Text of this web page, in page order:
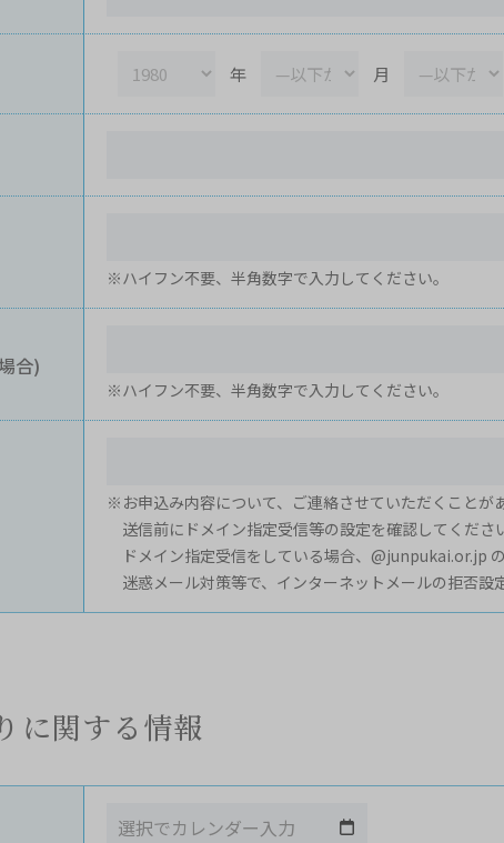
年 月
※ハイフン不要、半角数字で入力してください。
合)
※ハイフン不要、半角数字で入力してください。
※お申込み内容について、ご連絡させていただくことが
送信前にドメイン指定受信等の設定を確認してくださ
ドメイン指定受信をしている場合、@junpukai.or.jp
迷惑メール対策等で、インターネットメールの拒否設
に関する情報